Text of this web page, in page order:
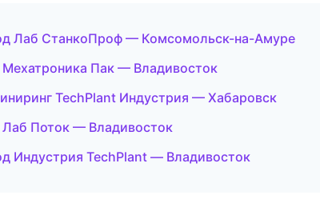
Лаб СтанкоПроф — Комсомольск-на-Амуре
Пак — Владивосток
TechPlant Индустрия — Хабаровск
Поток — Владивосток
Индустрия TechPlant — Владивосток